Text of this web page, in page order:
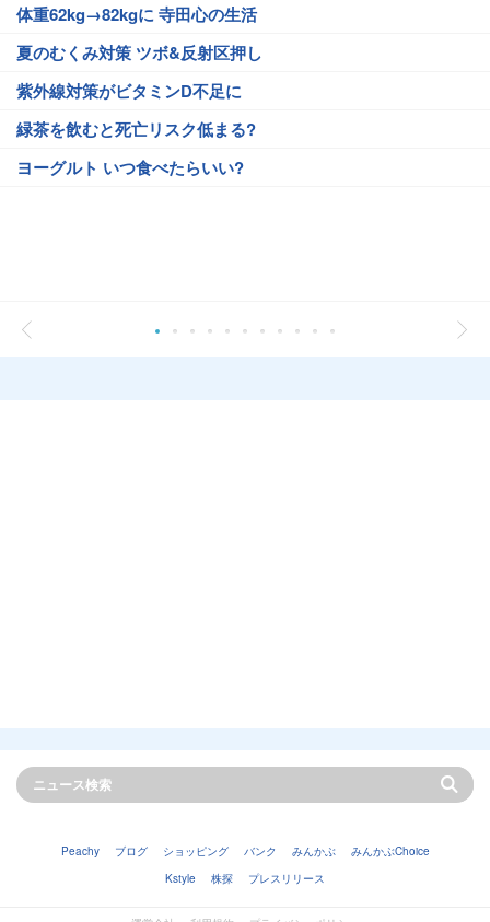
体重62kg→82kgに 寺田心の生活
夏のむくみ対策 ツボ&反射区押し
紫外線対策がビタミンD不足に
緑茶を飲むと死亡リスク低まる?
ヨーグルト いつ食べたらいい?
Peachy ブログ ショッピング バンク みんかぶ
みんかぶChoice
Kstyle
株探 プレスリリース